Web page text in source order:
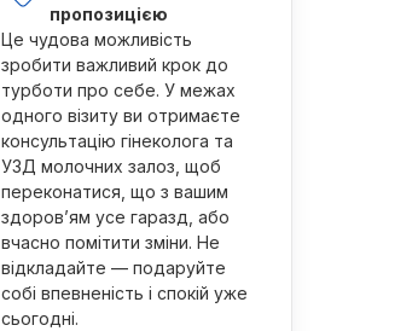
пропозицією
Це чудова можливість
зробити важливий крок до
турботи про себе. У межах
одного візиту ви отримаєте
консультацію гінеколога та
УЗД молочних залоз, щоб
переконатися, що з вашим
здоров’ям усе гаразд, або
вчасно помітити зміни. Не
відкладайте — подаруйте
собі впевненість і спокій уже
сьогодні.